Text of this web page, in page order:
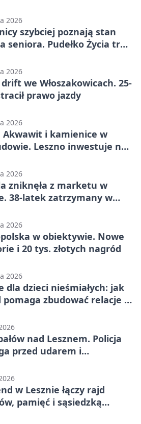
2026
szybciej poznają stan
seniora. Pudełko Życia trafi
2026
we Włoszakowicach. 25-
prawo jazdy
2026
Akwawit i kamienice w
Leszno inwestuje na
2026
zniknęła z marketu w
38-latek zatrzymany w
2026
w obiektywie. Nowe
i 20 tys. złotych nagród
2026
dla dzieci nieśmiałych: jak
pomaga zbudować relacje z
nad Lesznem. Policja
przed udarem i
w Lesznie łączy rajd
pamięć i sąsiedzką